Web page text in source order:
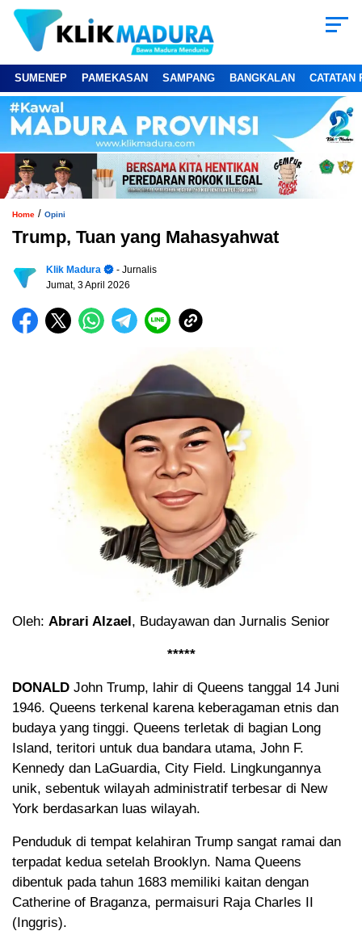
SUMENEP PAMEKASAN SAMPANG BANGKALAN CATATAN
Home / Opini
Trump, Tuan yang Mahasyahwat
Klik Madura
- Jurnalis
Jumat, 3 April 2026
Oleh: Abrari Alzael, Budayawan dan Jurnalis Senior
*****
DONALD John Trump, lahir di Queens tanggal 14 Juni
1946. Queens terkenal karena keberagaman etnis dan
budaya yang tinggi. Queens terletak di bagian Long
Island, teritori untuk dua bandara utama, John F.
Kennedy dan LaGuardia, City Field. Lingkungannya
unik, sebentuk wilayah administratif terbesar di New
York berdasarkan luas wilayah.
Penduduk di tempat kelahiran Trump sangat ramai dan
terpadat kedua setelah Brooklyn. Nama Queens
dibentuk pada tahun 1683 memiliki kaitan dengan
Catherine of Braganza, permaisuri Raja Charles II
(Inggris).